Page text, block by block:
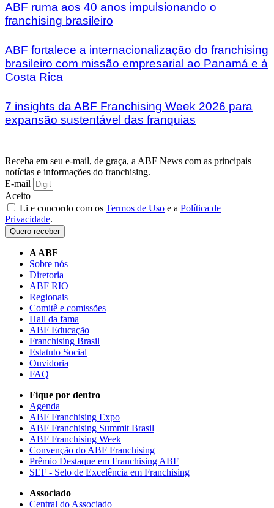
ABF ruma aos 40 anos impulsionando o
franchising brasileiro
ABF fortalece a internacionalização do franchising
brasileiro com missão empresarial ao Panamá e à
Costa Rica
7 insights da ABF Franchising Week 2026 para
expansão sustentável das franquias
Receba em seu e-mail, de graça, a ABF News com as principais
notícias e informações do franchising.
E-mail
Aceito
Li e concordo com os Termos de Uso e a Política de
Privacidade.
Quero receber
A ABF
Sobre nós
Diretoria
ABF RIO
Regionais
Comitê e comissões
Hall da fama
ABF Educação
Franchising Brasil
Estatuto Social
Ouvidoria
FAQ
Fique por dentro
Agenda
ABF Franchising Expo
ABF Franchising Summit Brasil
ABF Franchising Week
Convenção do ABF Franchising
Prêmio Destaque em Franchising ABF
SEF - Selo de Excelência em Franchising
Associado
Central do Associado